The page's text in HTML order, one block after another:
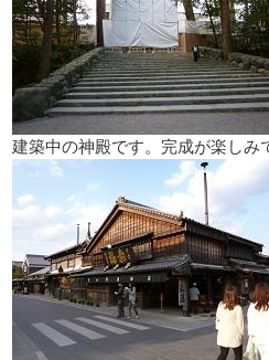
建築中の神殿です。完成が楽しみ